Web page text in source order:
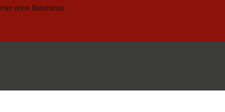
Formulare zur Anmeldung
ohne Rassismus